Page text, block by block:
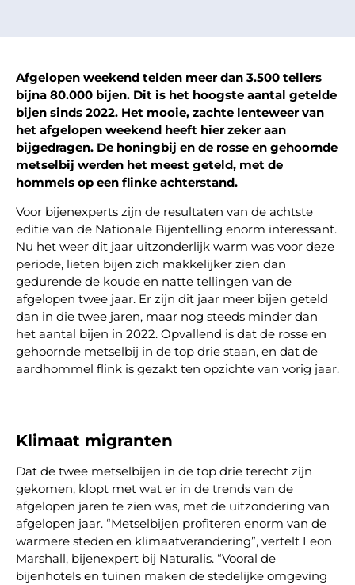
Afgelopen weekend telden meer dan 3.500 tellers
bijna 80.000 bijen. Dit is het hoogste aantal getelde
bijen sinds 2022. Het mooie, zachte lenteweer van
het afgelopen weekend heeft hier zeker aan
bijgedragen. De honingbij en de rosse en gehoornde
metselbij werden het meest geteld, met de
hommels op een flinke achterstand.
Voor bijenexperts zijn de resultaten van de achtste
editie van de Nationale Bijentelling enorm interessant.
Nu het weer dit jaar uitzonderlijk warm was voor deze
periode, lieten bijen zich makkelijker zien dan
gedurende de koude en natte tellingen van de
afgelopen twee jaar. Er zijn dit jaar meer bijen geteld
dan in die twee jaren, maar nog steeds minder dan
het aantal bijen in 2022. Opvallend is dat de rosse en
gehoornde metselbij in de top drie staan, en dat de
aardhommel flink is gezakt ten opzichte van vorig jaar.
Klimaat migranten
Dat de twee metselbijen in de top drie terecht zijn
gekomen, klopt met wat er in de trends van de
afgelopen jaren te zien was, met de uitzondering van
afgelopen jaar. “Metselbijen profiteren enorm van de
warmere steden en klimaatverandering”, vertelt Leon
Marshall, bijenexpert bij Naturalis. “Vooral de
bijenhotels en tuinen maken de stedelijke omgeving